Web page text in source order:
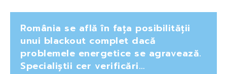
România se află în fața posibilității
unui blackout complet dacă
problemele energetice se agravează.
Specialiștii cer verificări…